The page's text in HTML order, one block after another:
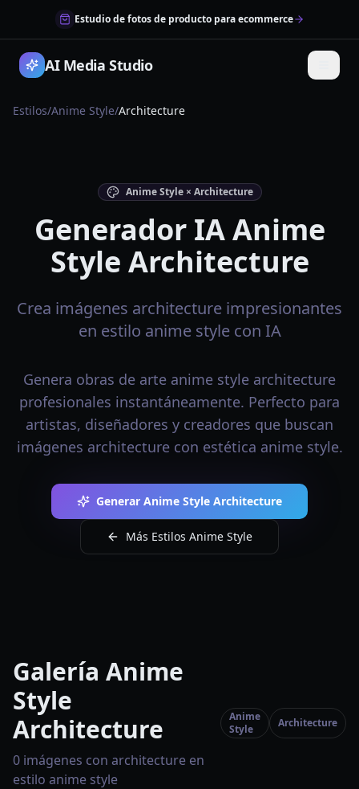
Estudio de fotos de producto para ecommerce
AI Media Studio
Estilos/Anime Style/Architecture
Anime Style × Architecture
Generador IA Anime
Style Architecture
Crea imágenes architecture impresionantes
en estilo anime style con IA
Genera obras de arte anime style architecture
profesionales instantáneamente. Perfecto para
artistas, diseñadores y creadores que buscan
imágenes architecture con estética anime style.
Generar Anime Style Architecture
Más Estilos Anime Style
Galería Anime
Style
Architecture
0 imágenes con architecture en
estilo anime style
Anime
Style
Architecture